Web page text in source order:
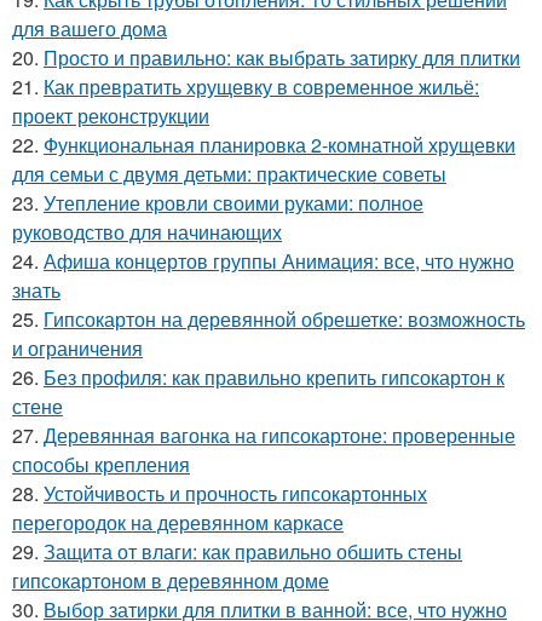
для вашего дома
20. Просто и правильно: как выбрать затирку для плитки
21. Как превратить хрущевку в современное жильё:
проект реконструкции
22. Функциональная планировка 2-комнатной хрущевки
для семьи с двумя детьми: практические советы
23. Утепление кровли своими руками: полное
руководство для начинающих
24. Афиша концертов группы Анимация: все, что нужно
знать
25. Гипсокартон на деревянной обрешетке: возможность
и ограничения
26. Без профиля: как правильно крепить гипсокартон к
стене
27. Деревянная вагонка на гипсокартоне: проверенные
способы крепления
28. Устойчивость и прочность гипсокартонных
перегородок на деревянном каркасе
29. Защита от влаги: как правильно обшить стены
гипсокартоном в деревянном доме
30. Выбор затирки для плитки в ванной: все, что нужно